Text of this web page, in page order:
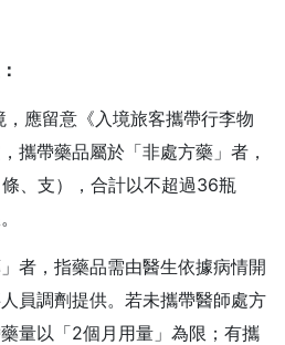
應留意《入境旅客攜帶行李物
攜帶藥品屬於「非處方藥」者，
、支），合計以不超過36瓶
者，指藥品需由醫生依據病情開
員調劑提供。若未攜帶醫師處方
量以「2個月用量」為限；有攜